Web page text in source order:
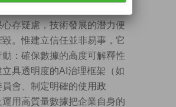
存疑慮，技術發展的潛力便
。惟建立信任並非易事，它
動：確保數據的高度可解釋性
具透明度的AI治理框架（如
會、制定明確的使用政
運用高質量數據把企業自身的